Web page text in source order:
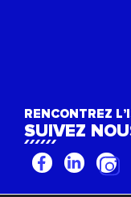
RENCONTREZ
SUIVEZ